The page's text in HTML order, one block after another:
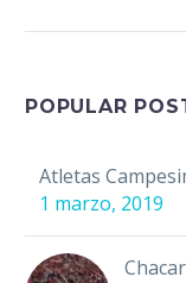
POPULAR
Atletas
1 marzo, 2019